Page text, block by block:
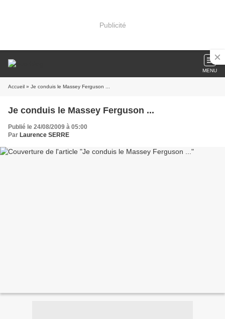
Publicité
MENU
Accueil » Je conduis le Massey Ferguson ...
Je conduis le Massey Ferguson ...
Publié le 24/08/2009 à 05:00
Par Laurence SERRE